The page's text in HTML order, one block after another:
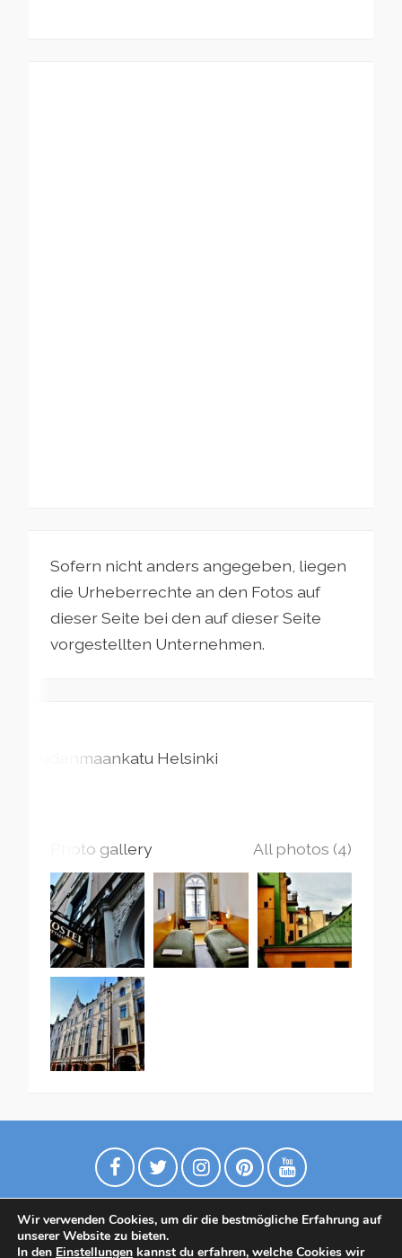
Sofern nicht anders angegeben, liegen
die Urheberrechte an den Fotos auf
dieser Seite bei den auf dieser Seite
vorgestellten Unternehmen.
Uudenmaankatu Helsinki
Photo gallery All photos (4)
Wir verwenden Cookies, um dir die bestmögliche Erfahrung auf
unserer Website zu bieten.
In den Einstellungen kannst du erfahren, welche Cookies wir